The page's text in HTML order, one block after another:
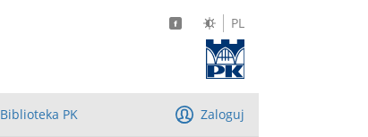
PL
Biblioteka PK Zaloguj